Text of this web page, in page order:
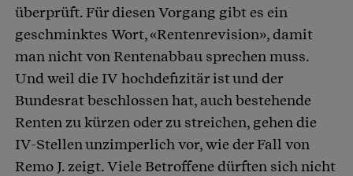
überprüft. Für diesen Vorgang gibt es ein
geschminktes Wort, «Rentenrevision», damit
man nicht von Rentenabbau sprechen muss.
Und weil die IV hochdefizitär ist und der
Bundesrat beschlossen hat, auch bestehende
Renten zu kürzen oder zu streichen, gehen die
IV-Stellen unzimperlich vor, wie der Fall von
Remo J. zeigt. Viele Betroffene dürften sich nicht